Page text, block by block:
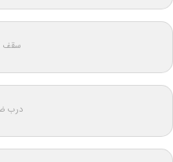
سقف
درب